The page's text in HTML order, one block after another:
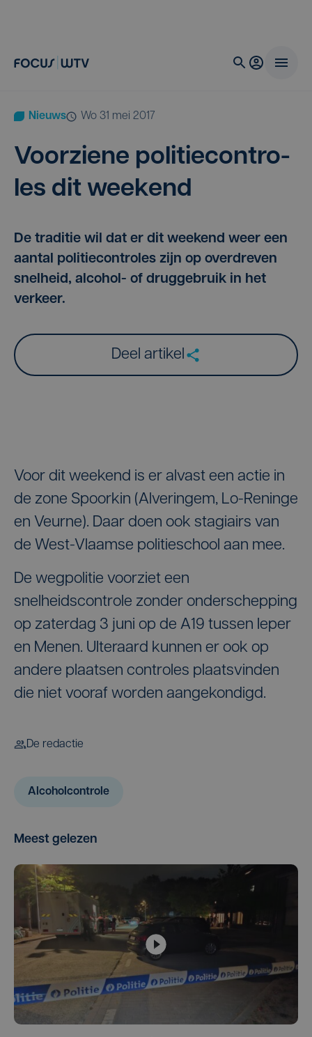
Nieuws wo 31 mei 2017
Voor­zie­ne poli­tie­con­tro­
les dit weekend
De traditie wil dat er dit weekend weer een
aantal politiecontroles zijn op overdreven
snelheid, alcohol- of druggebruik in het
verkeer.
Deel artikel
Voor dit weekend is er alvast een actie in
de zone Spoorkin (Alveringem, Lo-Reninge
en Veurne). Daar doen ook stagiairs van
de West-Vlaamse politieschool aan mee.
De wegpolitie voorziet een
snelheidscontrole zonder onderschepping
op zaterdag 3 juni op de A19 tussen Ieper
en Menen. UIteraard kunnen er ook op
andere plaatsen controles plaatsvinden
die niet vooraf worden aangekondigd.
De redactie
Alcoholcontrole
Meest gelezen